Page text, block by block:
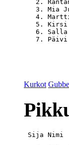
2.
3. Mia
4.
5.
6.
Kurkot
Sija